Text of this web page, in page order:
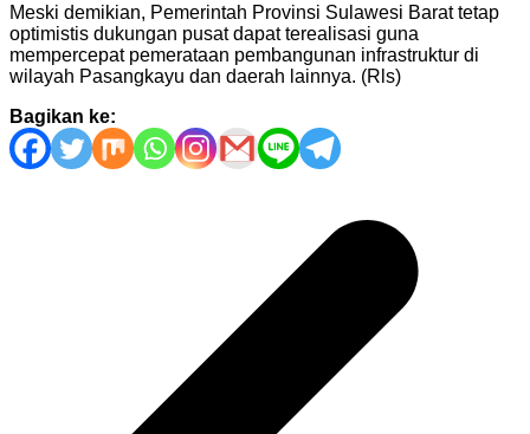
Meski demikian, Pemerintah Provinsi Sulawesi Barat tetap
optimistis dukungan pusat dapat terealisasi guna
mempercepat pemerataan pembangunan infrastruktur di
wilayah Pasangkayu dan daerah lainnya. (Rls)
Bagikan ke: